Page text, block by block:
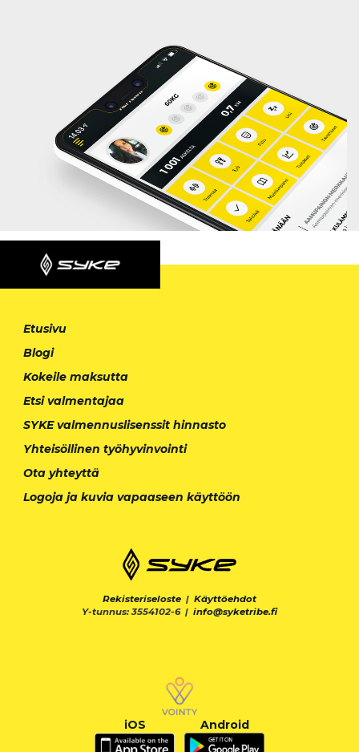
Etusivu
Blogi
Kokeile maksutta
Etsi valmentajaa
SYKE valmennuslisenssit hinnasto
Yhteisöllinen työhyvinvointi
Ota yhteyttä
Logoja ja kuvia vapaaseen käyttöön
Rekisteriseloste | Käyttöehdot
Y-tunnus: 3554102-6 | info@syketribe.fi
iOS Android